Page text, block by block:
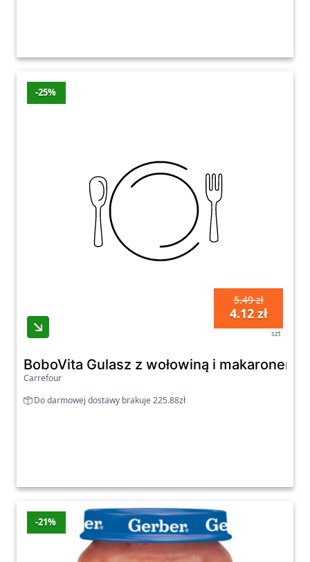
-25%
5.49 zł
4.12 zł
szt
BoboVita Gulasz z wołowiną i makaronem
Carrefour
Do darmowej dostawy brakuje 225.88zł
-21%